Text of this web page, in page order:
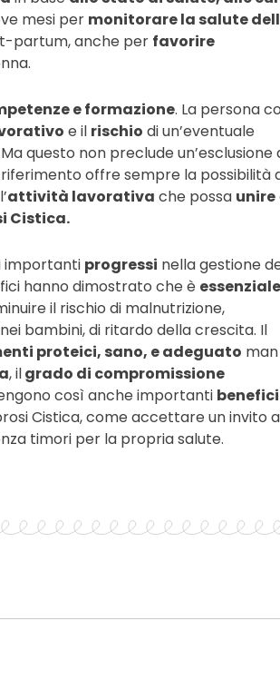
mesi per monitorare la salute
partum, anche per favorire
e formazione. La persona
e il rischio di un’eventuale
questo non preclude un’esclusione
offre sempre la possibilità
attività lavorativa che possa unire
Cistica.
importanti progressi nella gestione
hanno dimostrato che è essenziale
il rischio di malnutrizione,
bambini, di ritardo della crescita. Il
proteici, sano, e adeguato man
, ilgrado di compromissione
così anche importanti benefici
Cistica, come accettare un invito a
timori per la propria salute.